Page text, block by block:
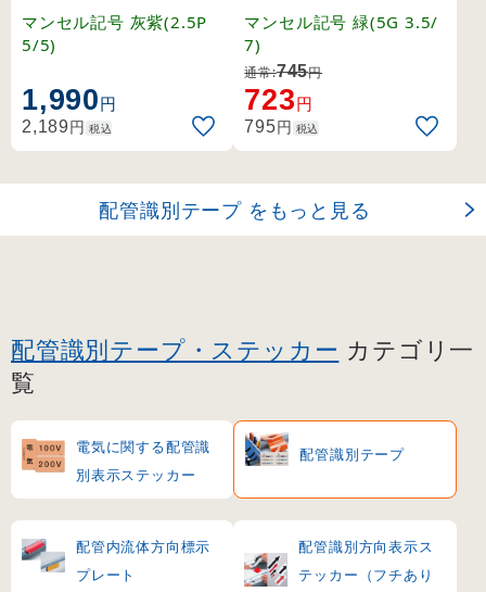
) AH508(中) (186508)
マンセル記号 灰紫(2.5P
5/5)
1,990円
2,189円 税込
5)
マンセル記号 緑(5G 3.5/
7)
通常:745円
723円
795円 税込
配管識別テープ をもっと見る
配管識別テープ・ステッカー カテゴリ一
覧
電気に関する配管識
別表示ステッカー
配管識別テープ
配管内流体方向標示
プレート
配管識別方向表示ス
テッカー（フチあり